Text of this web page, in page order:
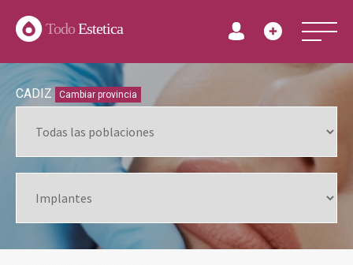
TodoEstetica
CADIZ Cambiar provincia